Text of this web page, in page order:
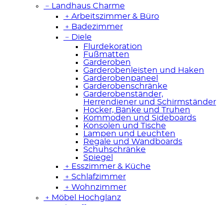
﹣
Landhaus Charme
﹢ Arbeitszimmer & Büro
﹢ Badezimmer
﹣ Diele
Flurdekoration
Fußmatten
Garderoben
Garderobenleisten und Haken
Garderobenpaneel
Garderobenschränke
Garderobenständer,
Herrendiener und Schirmständer
Hocker, Bänke und Truhen
Kommoden und Sideboards
Konsolen und Tische
Lampen und Leuchten
Regale und Wandboards
Schuhschränke
Spiegel
﹢ Esszimmer & Küche
﹢ Schlafzimmer
﹢ Wohnzimmer
﹢ Möbel Hochglanz